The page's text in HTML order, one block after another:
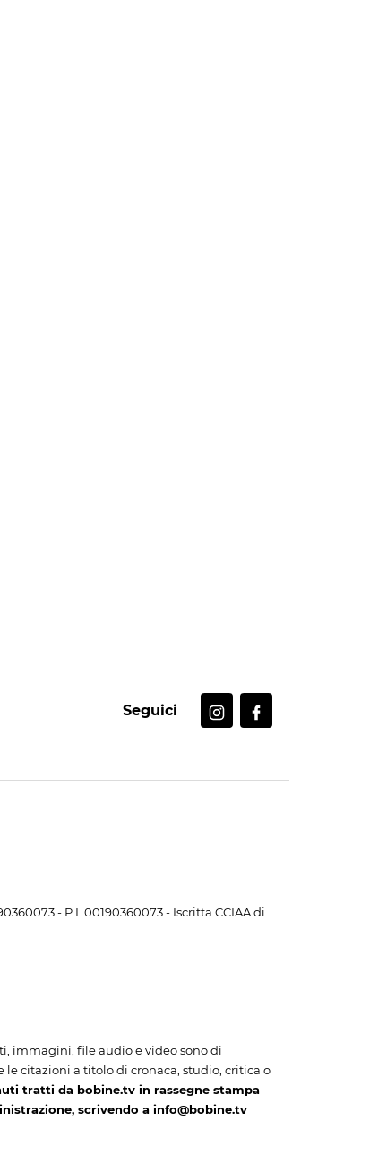
Seguici
- P.I. 00190360073 - Iscritta CCIAA di
immagini, file audio e video sono di
le citazioni a titolo di cronaca, studio, critica o
tratti da bobine.tv in rassegne stampa
scrivendo a info@bobine.tv